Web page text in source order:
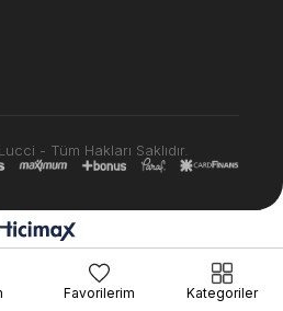
- Tüm Hakları Saklıdır.
Favorilerim Kategoriler